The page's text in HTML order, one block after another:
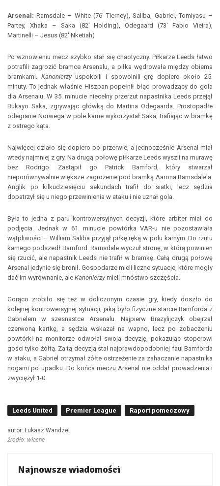
Arsenal: Ramsdale – White (76' Tierney), Saliba, Gabriel, Tomiyasu –
Partey, Xhaka – Saka (82' Holding), Odegaard (73' Fabio Vieira),
Martinelli – Jesus (82' Nketiah)
Po wznowieniu mecz szybko stał się chaotyczny. Piłkarze Leeds łatwo
potrafili zagrozić bramce Arsenalu, a piłka wędrowała między obiema
bramkami. Kanonierzyuspokoili i spowolnili grę dopiero około 25.
minuty. To jednak właśnie Hiszpan popełnił błąd prowadzący do gola
dla Arsenalu. W 35. minucie niecelny przerzut napastnika Leeds przejął
Bukayo Saka, zgrywając główką do Martina Odegaarda. Prostopadłe
odegranie Norwega w pole karne wykorzystał Saka, trafiając w bramkę
z ostrego kąta.
Najwięcej działo się dopiero po przerwie, a jednocześnie Arsenal miał
wtedy najmniej z gry. Na drugą połowę piłkarze Leeds wyszli na murawę
bez Rodrigo. Zastąpił go Patrick Bamford, który stwarzał
nieporównywalnie większe zagrożenie pod bramką Aarona Ramsdale'a.
Anglik po kilkudziesięciu sekundach trafił do siatki, lecz sędzia
dopatrzył się u niego przewinienia w ataku i nie uznał gola.
Była to jedna z paru kontrowersyjnych decyzji, które arbiter miał do
podjęcia. Jednak w 61. minucie powtórka VAR-u nie pozostawiała
wątpliwości – William Saliba przyjął piłkę ręką w polu karnym. Do rzutu
karnego podszedł Bamford. Ramsdale wyczuł stronę, w którą powinien
się rzucić, ale napastnik Leeds nie trafił w bramkę. Całą drugą połowę
Arsenal jedynie się bronił. Gospodarze mieli liczne sytuacje, które mogły
dać im wyrównanie, ale Kanonierzymieli mnóstwo szczęścia.
Gorąco zrobiło się też w doliczonym czasie gry, kiedy doszło do
kolejnej kontrowersyjnej sytuacji, jaką było fizyczne starcie Bamforda z
Gabrielem w szesnastce Arsenalu. Najpierw Brazylijczyk obejrzał
czerwoną kartkę, a sędzia wskazał na wapno, lecz po zobaczeniu
powtórki na monitorze odwołał swoją decyzję, pokazując stoperowi
gości tylko żółtą. Za tą decyzją stał najprawdopodobniej faul Bamforda
w ataku, a Gabriel otrzymał żółte ostrzeżenie za zahaczanie napastnika
nogami po upadku. Do końca meczu Arsenal nie oddał prowadzenia i
zwyciężył 1-0.
Leeds United Premier League Raport pomeczowy
autor: Łukasz Wandzel
źrodło: własne
Najnowsze wiadomości